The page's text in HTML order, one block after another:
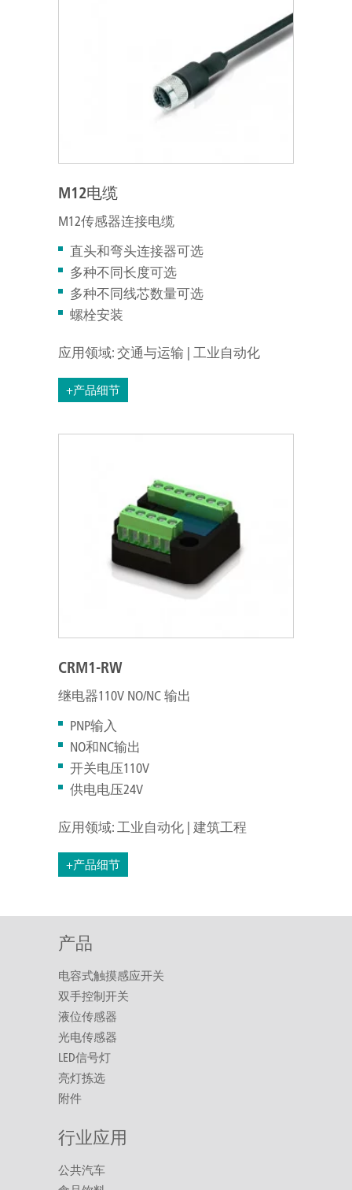
M12电缆
M12传感器连接电缆
直头和弯头连接器可选
多种不同长度可选
多种不同线芯数量可选
螺栓安装
应用领域: 交通与运输 | 工业自动化
+产品细节
CRM1-RW
继电器110V NO/NC 输出
PNP输入
NO和NC输出
开关电压110V
供电电压24V
应用领域: 工业自动化 | 建筑工程
+产品细节
产品
电容式触摸感应开关
双手控制开关
液位传感器
光电传感器
LED信号灯
亮灯拣选
附件
行业应用
公共汽车